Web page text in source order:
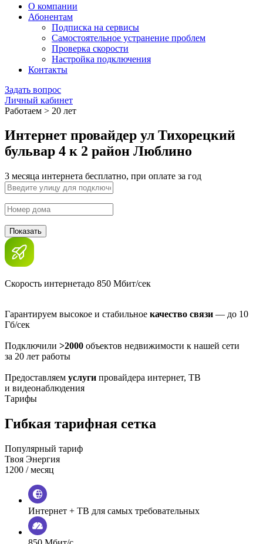
О компании
Абонентам
Подписка на сервисы
Самостоятельное устранение проблем
Проверка скорости
Настройка подключения
Контакты
Задать вопрос
Личный кабинет
Работаем > 20 лет
Интернет провайдер ул Тихорецкий
бульвар 4 к 2 район Люблино
3 месяца интернета бесплатно, при оплате за год
Показать
Скорость интернетадо 850 Мбит/сек
Гарантируем высокое и стабильное качество связи — до 10
Гб/сек
Подключили >2000 объектов недвижимости к нашей сети
за 20 лет работы
Предоставляем услуги провайдера интернет, ТВ
и видеонаблюдения
Тарифы
Гибкая тарифная сетка
Популярный тариф
Твоя Энергия
1200 / месяц
Интернет + ТВ для самых требовательных